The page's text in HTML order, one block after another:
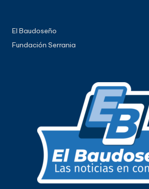
El Baudoseño
Fundación Serrania